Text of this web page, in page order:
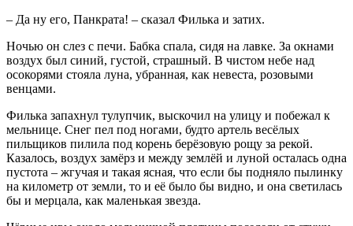
– Да ну его, Панкрата! – сказал Филька и затих.
Ночью он слез с печи. Бабка спала, сидя на лавке. За окнами
воздух был синий, густой, страшный. В чистом небе над
осокорями стояла луна, убранная, как невеста, розовыми
венцами.
Филька запахнул тулупчик, выскочил на улицу и побежал к
мельнице. Снег пел под ногами, будто артель весёлых
пильщиков пилила под корень берёзовую рощу за рекой.
Казалось, воздух замёрз и между землёй и луной осталась одна
пустота – жгучая и такая ясная, что если бы подняло пылинку
на километр от земли, то и её было бы видно, и она светилась
бы и мерцала, как маленькая звезда.